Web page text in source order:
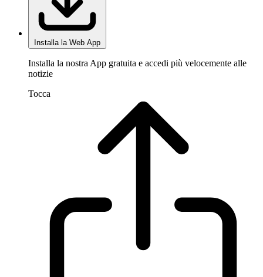
Installa la Web App
Installa la nostra App gratuita e accedi più velocemente alle
notizie
Tocca